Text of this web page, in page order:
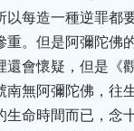
以每造一種逆罪都
重。但是阿彌陀佛
還會懷疑，但是《
南無阿彌陀佛，往
生命時間而已，念